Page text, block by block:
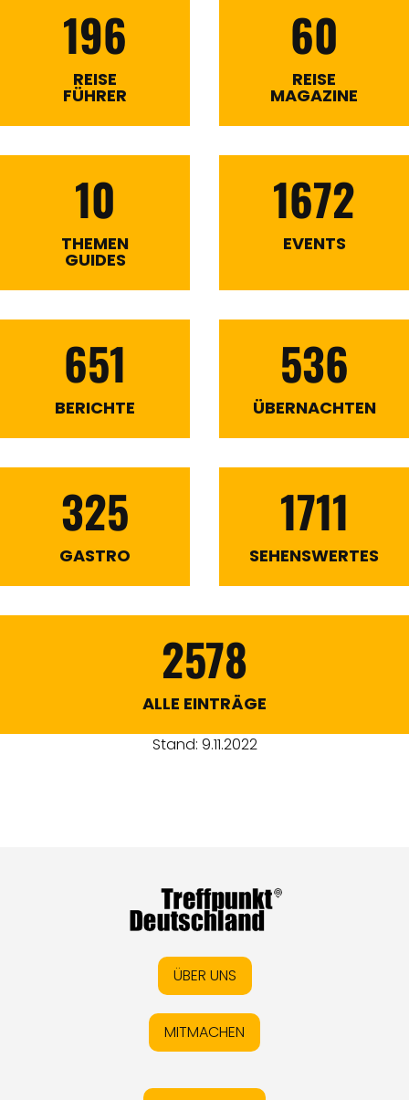
196
REISE
FÜHRER
60
REISE
MAGAZINE
10
THEMEN
GUIDES
1672
EVENTS
651
BERICHTE
536
ÜBERNACHTEN
325
GASTRO
1711
SEHENSWERTES
2578
ALLE EINTRÄGE
Stand: 9.11.2022
ÜBER UNS
MITMACHEN